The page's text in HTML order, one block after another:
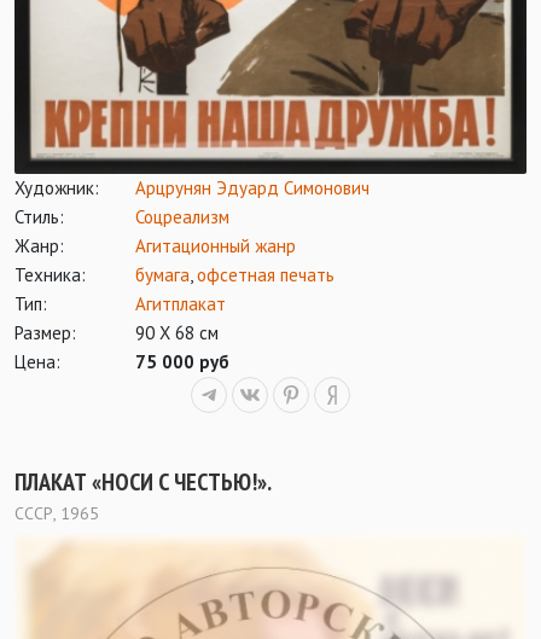
Художник:
Арцрунян Эдуард Симонович
Стиль:
Соцреализм
Жанр:
Агитационный жанр
Техника:
бумага офсетная печать
Тип:
Агитплакат
Размер:
90 Х 68 см
Цена:
75 000 руб
ПЛАКАТ «НОСИ С ЧЕСТЬЮ!».
СССР, 1965